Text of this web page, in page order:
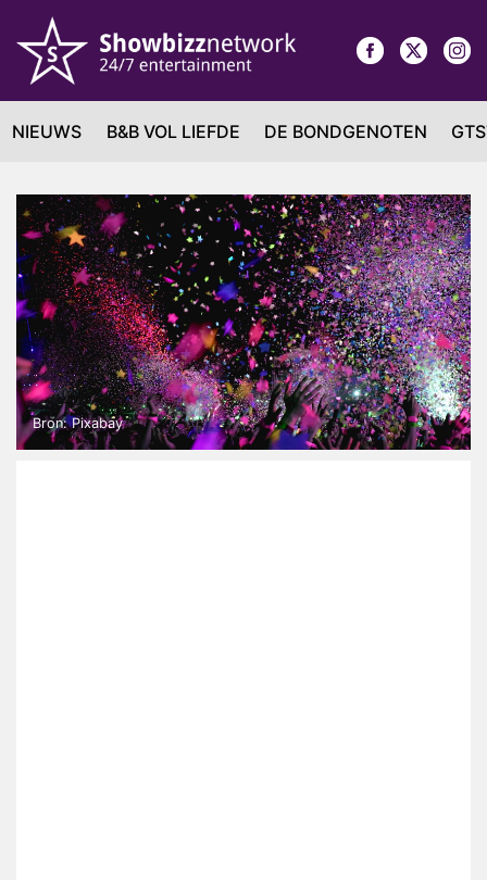
NIEUWS B&B VOL LIEFDE DE BONDGENOTEN
Bron: Pixabay